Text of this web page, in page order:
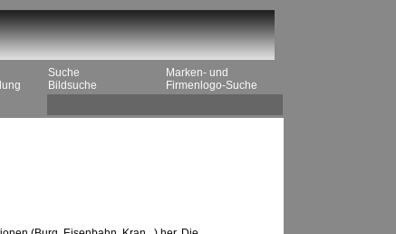
Suche
Bildsuche
Marken- und
Firmenlogo-Suche